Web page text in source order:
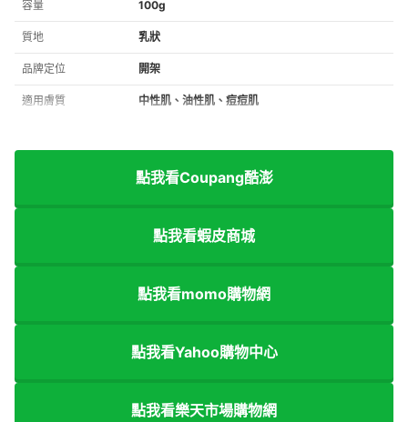
容量 100g
質地 乳狀
品牌定位 開架
適用膚質 中性肌、油性肌、痘痘肌
點我看Coupang酷澎
點我看蝦皮商城
點我看momo購物網
點我看Yahoo購物中心
點我看樂天市場購物網